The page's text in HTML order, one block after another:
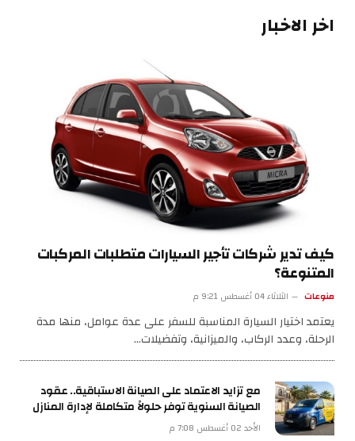
اخر الاخبار
كيف تدير شركات تأجير السيارات متطلبات المركبات
المتنوعة؟
منوعات الثلاثاء 04 أغسطس 9:21 م
يعتمد اختيار السيارة المناسبة للسفر على عدة عوامل، منها مدة
الرحلة، وعدد الركاب، والميزانية، وتفضيلات…
مع تزايد الاعتماد على الصيانة الاستباقية.. عقود
الصيانة السنوية توفر حلولاً متكاملة لإدارة المنازل
الأحد 02 أغسطس 7:08 م